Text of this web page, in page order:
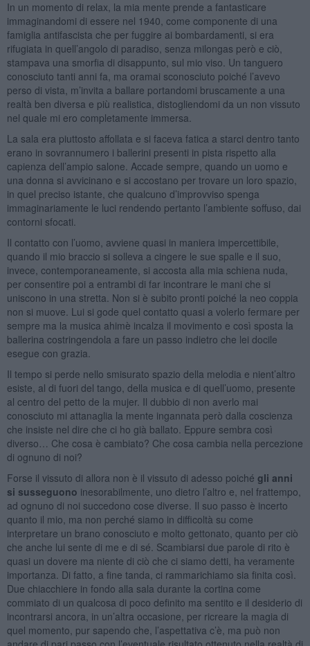
In un momento di relax, la mia mente prende a fantasticare
immaginandomi di essere nel 1940, come componente di una
famiglia antifascista che per fuggire ai bombardamenti, si era
rifugiata in quell’angolo di paradiso, senza milongas però e ciò,
stampava una smorfia di disappunto, sul mio viso. Un tanguero
conosciuto tanti anni fa, ma oramai sconosciuto poiché l’avevo
perso di vista, m’invita a ballare portandomi bruscamente a una
realtà ben diversa e più realistica, distogliendomi da un non vissuto
nel quale mi ero completamente immersa.
La sala era piuttosto affollata e si faceva fatica a starci dentro tanto
erano in sovrannumero i ballerini presenti in pista rispetto alla
capienza dell’ampio salone. Accade sempre, quando un uomo e
una donna si avvicinano e si accostano per trovare un loro spazio,
in quel preciso istante, che qualcuno d’improvviso spenga
immaginariamente le luci rendendo pertanto l’ambiente soffuso, dai
contorni sfocati.
Il contatto con l’uomo, avviene quasi in maniera impercettibile,
quando il mio braccio si solleva a cingere le sue spalle e il suo,
invece, contemporaneamente, si accosta alla mia schiena nuda,
per consentire poi a entrambi di far incontrare le mani che si
uniscono in una stretta. Non si è subito pronti poiché la neo coppia
non si muove. Lui si gode quel contatto quasi a volerlo fermare per
sempre ma la musica ahimè incalza il movimento e così sposta la
ballerina costringendola a fare un passo indietro che lei docile
esegue con grazia.
Il tempo si perde nello smisurato spazio della melodia e nient’altro
esiste, al di fuori del tango, della musica e di quell’uomo, presente
al centro del petto de la mujer. Il dubbio di non averlo mai
conosciuto mi attanaglia la mente ingannata però dalla coscienza
che insiste nel dire che ci ho già ballato. Eppure sembra così
diverso… Che cosa è cambiato? Che cosa cambia nella percezione
di ognuno di noi?
Forse il vissuto di allora non è il vissuto di adesso poiché gli anni
si susseguono inesorabilmente, uno dietro l’altro e, nel frattempo,
ad ognuno di noi succedono cose diverse. Il suo passo è incerto
quanto il mio, ma non perché siamo in difficoltà su come
interpretare un brano conosciuto e molto gettonato, quanto per ciò
che anche lui sente di me e di sé. Scambiarsi due parole di rito è
quasi un dovere ma niente di ciò che ci siamo detti, ha veramente
importanza. Di fatto, a fine tanda, ci rammarichiamo sia finita così.
Due chiacchiere in fondo alla sala durante la cortina come
commiato di un qualcosa di poco definito ma sentito e il desiderio di
incontrarsi ancora, in un’altra occasione, per ricreare la magia di
quel momento, pur sapendo che, l’aspettativa c’è, ma può non